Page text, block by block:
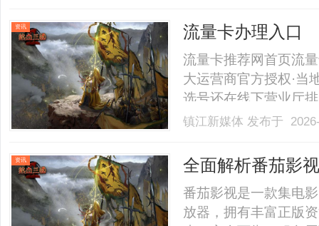
资讯 流量卡办理入口
流量卡推荐网首页流
大运营商官方授权·当
选号还在线下营业厅
套餐月租更低、流量
全覆盖100+套餐可选
镇江新媒体 发布于
资讯
全面解析番茄影
析
番茄影视是一款集电
放器，拥有丰富正版